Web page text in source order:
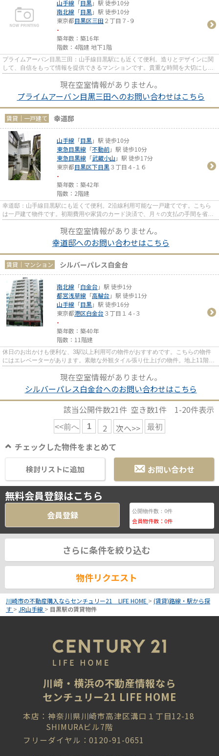
山手線 「目黒」駅 徒歩10分
南北線 「目黒」駅 徒歩10分
東京都目黒区三田 ２丁目７-９
-
築年数：築16年
階数：4階建 地下1階
プライムアーバン目黒三田：山手線目黒駅にも近くて便利。造りとデザインに関
して、自信をもって情報を提供できるマンションです。貴重な時間を大切にした
現在空室情報がありません。
プライムアーバン目黒三田へのお問い合わせはこちら
賃貸｜一戸建て 幸道邸
山手線 「目黒」駅 徒歩10分
東急目黒線 「不動前」駅 徒歩10分
東急目黒線 「武蔵小山 」駅 徒歩17分
東京都目黒区下目黒３丁目４-１６
-
築年数：築42年
階数：2階建
幸道邸：山手線目黒駅にも近くて便利。2沿線利用可能な一戸建てです。こちら
は一戸建て物件です。初期費用や家賃のカード決済で、月々の支払の手間を省け
現在空室情報がありません。
幸道邸へのお問い合わせはこちら
賃貸｜マンション シルバーパレス白金台
南北線 「白金台 」駅 徒歩1分
都営浅草線 「高輪台 」駅 徒歩11分
山手線 「目黒」駅 徒歩16分
東京都港区白金台 ３丁目１４-３
-
築年数：築40年
階数：11階建
休日のお出かけも便利な、3駅以上利用可の物件がおすすめです。こちらの物件
にはエレベーターがあります。素敵な外観タイル張り仕上げの物件。地上11階建
現在空室情報がありません。
シルバーパレス白金台へのお問い合わせはこちら
該当公開件数21件 空き数1件 1-20件表示
<<前へ 1 2 次へ>> 最初
チェックした物件をまとめて
お問い合わせ
検討リストに追加
無料会員登録はこちら
会員登録 公開物件数： 0件
会員物件数： 0件
さらに条件を絞り込む
物件リクエスト
川崎市の不動産購入ならセンチュリー21 LIFE HOME > (賃貸)路線・駅から探
す > JR山手線 > 目黒駅の賃貸物件
川崎・横浜の不動産情報なら
センチュリー21 LIFE HOME
本店：神奈川県川崎市高津区溝口１丁目12-18
SHIMURAビル7階
フリーダイヤル：0120-91-0651